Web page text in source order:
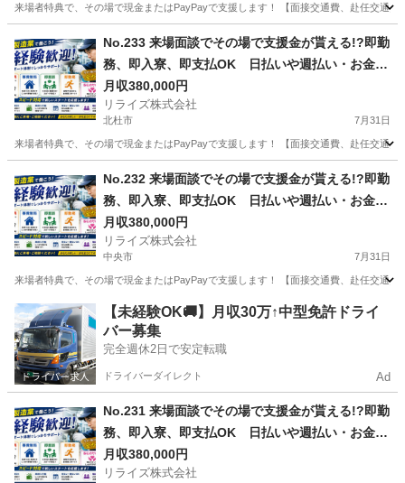
来場者特典で、その場で現金またはPayPayで支援します！ 【面接交通費、赴任交通
No.233 来場面談でその場で支援金が貰える!?即勤
務、即入寮、即支払OK 日払いや週払い・お金住
む場所に困ってる方必見の案件です！簡単な電子
部品の製造・加工のお仕事♪
月収380,000円
リライズ株式会社
北杜市 7月31日
来場者特典で、その場で現金またはPayPayで支援します！ 【面接交通費、赴任交通
No.232 来場面談でその場で支援金が貰える!?即勤
務、即入寮、即支払OK 日払いや週払い・お金住
む場所に困ってる方必見の案件です！簡単な電子
部品の製造・加工のお仕事♪
月収380,000円
リライズ株式会社
中央市 7月31日
来場者特典で、その場で現金またはPayPayで支援します！ 【面接交通費、赴任交通
山梨 中央市 その他 業務
【未経験OK🚚】月収30万↑中型免許ドライ
バー募集
完全週休2日で安定転職
ドライバーダイレクト Ad
No.231 来場面談でその場で支援金が貰える!?即勤
務、即入寮、即支払OK 日払いや週払い・お金住
む場所に困ってる方必見の案件です！簡単な電子
部品の製造・加工のお仕事♪
月収380,000円
リライズ株式会社